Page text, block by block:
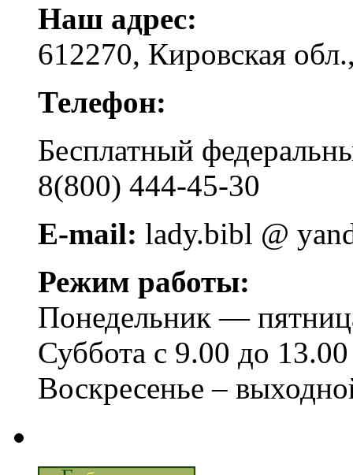
Наш адрес:
612270, Кировская
Телефон:
Бесплатный
8(800) 444-45-30
E-mail: lady.bibl @
Режим работы:
Понедельник —
Суббота с 9.00 до 13.00
Воскресенье –